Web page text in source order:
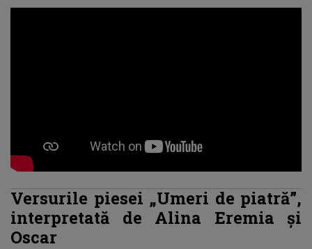
Versurile piesei „Umeri de piatră”,
interpretată de Alina Eremia și
Oscar